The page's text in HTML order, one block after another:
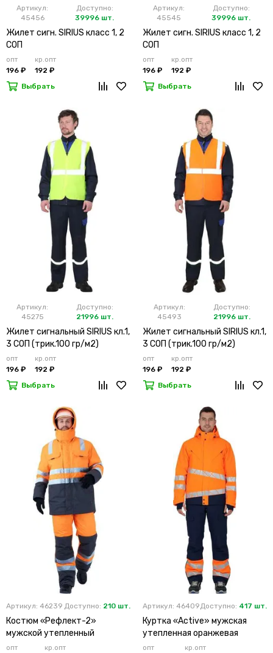
Артикул:
45456
Доступно:
39996 шт.
Жилет сигн. SIRIUS класс 1, 2
СОП
опт
196 ₽
кр.опт
192 ₽
Выбрать
Артикул:
45545
Доступно:
39996 шт.
Жилет сигн. SIRIUS класс 1, 2
СОП
опт
196 ₽
кр.опт
192 ₽
Выбрать
Артикул:
45275
Доступно:
21996 шт.
Жилет сигнальный SIRIUS кл.1,
3 СОП (трик.100 гр/м2)
лимонный
опт
196 ₽
кр.опт
192 ₽
Выбрать
Артикул:
45493
Доступно:
21996 шт.
Жилет сигнальный SIRIUS кл.1,
3 СОП (трик.100 гр/м2)
оранжевый
опт
196 ₽
кр.опт
192 ₽
Выбрать
Артикул: 46239 Доступно: 210 шт.
Костюм «Рефлект-2»
мужской утепленный
оранжевый с п/к
опт кр.опт
Артикул: 46409Доступно: 417 шт.
Куртка «Active» мужская
утепленная оранжевая
опт кр.опт